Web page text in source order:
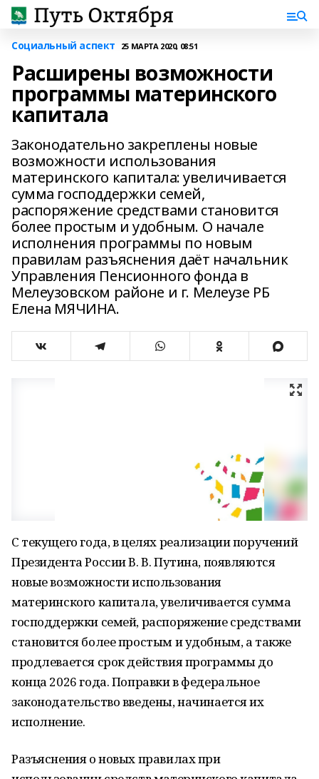
Социальный аспект 25 МАРТА 2020, 08:51
Расширены возможности
программы материнского
капитала
Законодательно закреплены новые
возможности использования
материнского капитала: увеличивается
сумма господдержки семей,
распоряжение средствами становится
более простым и удобным. О начале
исполнения программы по новым
правилам разъяснения даёт начальник
Управления Пенсионного фонда в
Мелеузовском районе и г. Мелеузе РБ
Елена МЯЧИНА.
С текущего года, в целях реализации поручений
Президента России В. В. Путина, появляются
новые возможности использования
материнского капитала, увеличивается сумма
господдержки семей, распоряжение средствами
становится более простым и удобным, а также
продлевается срок действия программы до
конца 2026 года. Поправки в федеральное
законодательство введены, начинается их
исполнение.
Разъяснения о новых правилах при